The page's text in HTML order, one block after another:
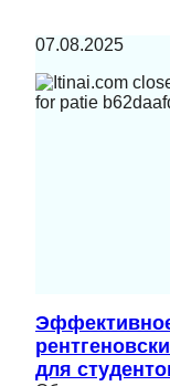
07.08.2025
для